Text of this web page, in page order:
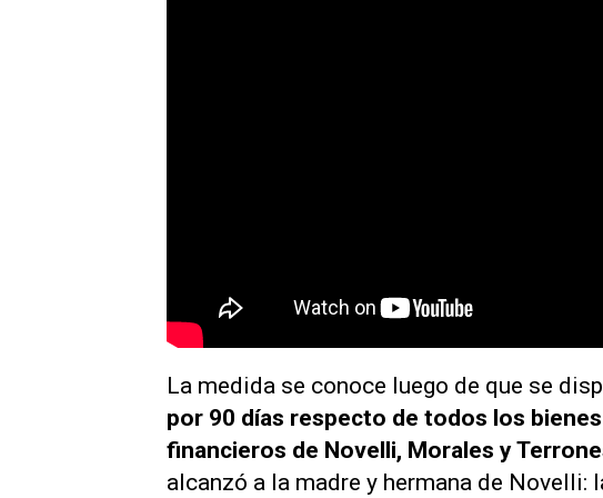
La medida se conoce luego de que se
por 90 días respecto de todos los
financieros de Novelli, Morales y
alcanzó a la madre y hermana de Novelli: